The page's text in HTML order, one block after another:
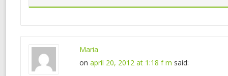
Maria
on april 20, 2012 at 1:18 f m said: